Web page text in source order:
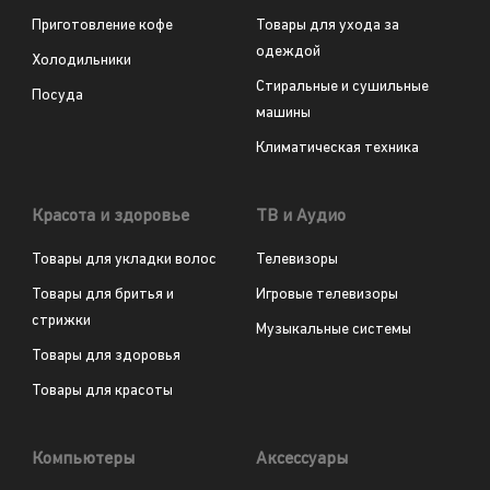
Приготовление кофе
Холодильники
Посуда
Товары для ухода за
одеждой
Стиральные и сушильные
машины
Климатическая техника
Красота и здоровье
Товары для укладки волос
Товары для бритья и
стрижки
Товары для здоровья
Товары для красоты
ТВ и Аудио
Телевизоры
Игровые телевизоры
Музыкальные системы
Компьютеры Аксессуары